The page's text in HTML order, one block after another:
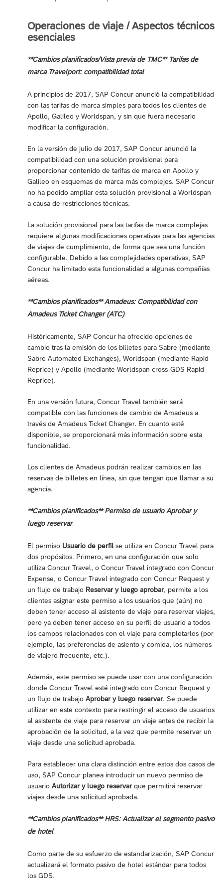
Operaciones de viaje / Aspectos técnicos
esenciales
**Cambios planificados/Vista previa de TMC** Tarifas de
marca Travelport: compatibilidad total
A principios de 2017, SAP Concur anunció la compatibilidad
con las tarifas de marca simples para todos los clientes de
Apollo, Galileo y Worldspan, y sin que fuera necesario
modificar la configuración.
En la versión de julio de 2017, SAP Concur anunció la
compatibilidad con una solución provisional para
proporcionar contenido de tarifas de marca en Apollo y
Galileo en esquemas de marca más complejos. SAP Concur
no ha podido ampliar esta solución provisional a Worldspan
a causa de restricciones técnicas.
La solución provisional para las tarifas de marca complejas
requiere algunas modificaciones operativas para las agencias
de viajes de cumplimiento, de forma que sea una función
configurable. Debido a las complejidades operativas, SAP
Concur ha limitado esta funcionalidad a algunas compañías
aéreas.
**Cambios planificados** Amadeus: Compatibilidad con
Amadeus Ticket Changer (ATC)
Históricamente, SAP Concur ha ofrecido opciones de
cambio tras la emisión de los billetes para Sabre (mediante
Sabre Automated Exchanges), Worldspan (mediante Rapid
Reprice) y Apollo (mediante Worldspan cross-GDS Rapid
Reprice).
En una versión futura, Concur Travel también será
compatible con las funciones de cambio de Amadeus a
través de Amadeus Ticket Changer. En cuanto esté
disponible, se proporcionará más información sobre esta
funcionalidad.
Los clientes de Amadeus podrán realizar cambios en las
reservas de billetes en línea, sin que tengan que llamar a su
agencia.
**Cambios planificados** Permiso de usuario Aprobar y
luego reservar
El permiso Usuario de perfil se utiliza en Concur Travel para
dos propósitos. Primero, en una configuración que solo
utiliza Concur Travel, o Concur Travel integrado con Concur
Expense, o Concur Travel integrado con Concur Request y
un flujo de trabajo Reservar y luego aprobar, permite a los
clientes asignar este permiso a los usuarios que (aún) no
deben tener acceso al asistente de viaje para reservar viajes,
pero ya deben tener acceso en su perfil de usuario a todos
los campos relacionados con el viaje para completarlos (por
ejemplo, las preferencias de asiento y comida, los números
de viajero frecuente, etc.).
Además, este permiso se puede usar con una configuración
donde Concur Travel esté integrado con Concur Request y
un flujo de trabajo Aprobar y luego reservar. Se puede
utilizar en este contexto para restringir el acceso de usuarios
al asistente de viaje para reservar un viaje antes de recibir la
aprobación de la solicitud, a la vez que permite reservar un
viaje desde una solicitud aprobada.
Para establecer una clara distinción entre estos dos casos de
uso, SAP Concur planea introducir un nuevo permiso de
usuario Autorizar y luego reservar que permitirá reservar
viajes desde una solicitud aprobada.
**Cambios planificados** HRS: Actualizar el segmento pasivo
de hotel
Como parte de su esfuerzo de estandarización, SAP Concur
actualizará el formato pasivo de hotel estándar para todos
los GDS.